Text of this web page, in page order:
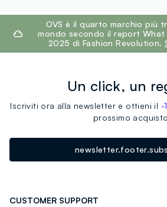
footer.ariatitleOVS è il quarto marchio più
mondo secondo il report What
2025 di Fashion Revolution.
Un click, un
Iscriviti ora alla newsletter e ottieni il -
prossimo
CUSTOMER SUPPORT